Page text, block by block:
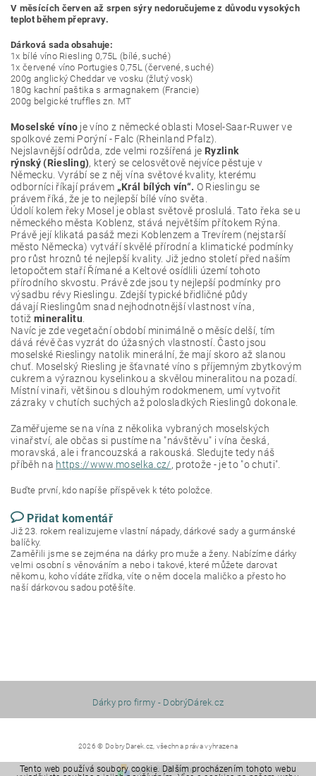
V měsících červen až srpen sýry nedoručujeme z důvodu vysokých
teplot během přepravy.
Dárková sada obsahuje:
1x bílé víno Riesling 0,75L (bílé, suché)
1x červené víno Portugies 0,75L (červené, suché)
200g anglický Cheddar ve vosku (žlutý vosk)
180g kachní paštika s armagnakem (Francie)
200g belgické truffles zn. MT
Moselské víno je víno z německé oblasti Mosel-Saar-Ruwer ve
spolkové zemi Porýní - Falc (Rheinland Pfalz).
Nejslavnější odrůda, zde velmi rozšířená je Ryzlink
rýnský (Riesling), který se celosvětově nejvíce pěstuje v
Německu. Vyrábí se z něj vína světové kvality, kterému
odborníci říkají právem „Král bílých vín“. O Rieslingu se
právem říká, že je to nejlepší bílé víno světa.
Údolí kolem řeky Mosel je oblast světově proslulá. Tato řeka se u
německého města Koblenz, stává největším přítokem Rýna.
Právě její klikatá pasáž mezi Koblenzem a Trevírem (nejstarší
město Německa) vytváří skvělé přírodní a klimatické podmínky
pro růst hroznů té nejlepší kvality. Již jedno století před naším
letopočtem staří Římané a Keltové osídlili území tohoto
přírodního skvostu. Právě zde jsou ty nejlepší podmínky pro
výsadbu révy Rieslingu. Zdejší typické břidličné půdy
dávají Rieslingům snad nejhodnotnější vlastnost vína,
totiž mineralitu
Navíc je zde vegetační období minimálně o měsíc delší, tím
dává révě čas vyzrát do úžasných vlastností. Často jsou
moselské Rieslingy natolik minerální, že mají skoro až slanou
chuť. Moselský Riesling je šťavnaté víno s příjemným zbytkovým
cukrem a výraznou kyselinkou a skvělou mineralitou na pozadí.
Místní vinaři, většinou s dlouhým rodokmenem, umí vytvořit
zázraky v chutích suchých až polosladkých Rieslingů dokonale.
Zaměřujeme se na vína z několika vybraných moselských
vinařství, ale občas si pustíme na "návštěvu" i vína česká,
moravská, ale i francouzská a rakouská. Sledujte tedy náš
příběh na https://www.moselka.cz/, protože - je to "o chuti".
Buďte první, kdo napíše příspěvek k této položce.
Přidat komentář
Již 23. rokem realizujeme vlastní nápady, dárkové sady a gurmánské
balíčky.
Zaměřili jsme se zejména na dárky pro muže a ženy. Nabízíme dárky
velmi osobní s věnováním a nebo i takové, které můžete darovat
někomu, koho vídáte zřídka, víte o něm docela maličko a přesto ho
naší dárkovou sadou potěšíte.
Dárky pro firmy - DobrýDárek.cz
2026 © DobryDarek.cz, všechna práva vyhrazena
Vytvořil Shoptet
Tento web používá soubory cookie. Dalším procházením tohoto webu